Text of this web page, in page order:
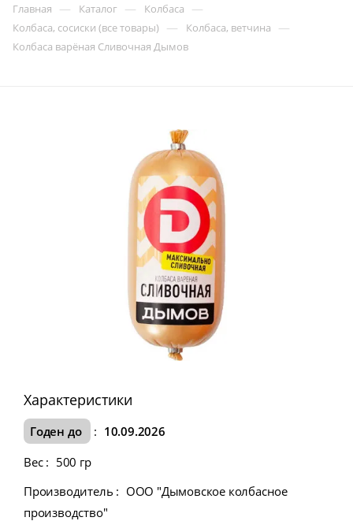
Главная — Каталог — Колбаса —
Колбаса, сосиски (все товары) — Колбаса, ветчина —
Колбаса варёная Сливочная Дымов
Характеристики
Годен до : 10.09.2026
Вес : 500 гр
Производитель : ООО "Дымовское колбасное
производство"